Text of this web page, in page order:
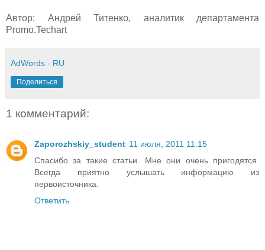
Автор: Андрей Титенко, аналитик департамента
Promo.Techart
AdWords - RU
Поделиться
1 комментарий:
Zaporozhskiy_student 11 июля, 2011 11:15
Спасибо за такие статьи. Мне они очень пригодятся.
Всегда приятно услышать информацию из
первоисточника.
Ответить